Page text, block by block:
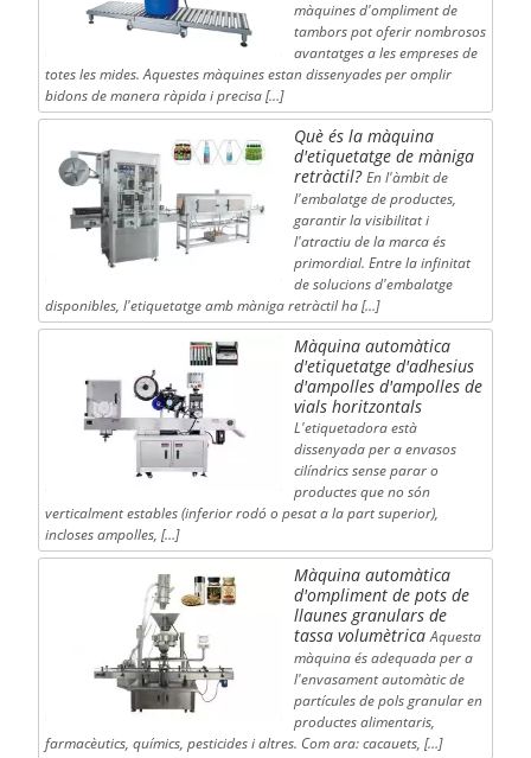
màquines d'ompliment de
tambors pot oferir nombrosos
avantatges a les empreses de
totes les mides. Aquestes màquines estan dissenyades per omplir
bidons de manera ràpida i precisa […]
Què és la màquina
d'etiquetatge de màniga
retràctil? En l'àmbit de
l'embalatge de productes,
garantir la visibilitat i
l'atractiu de la marca és
primordial. Entre la infinitat
de solucions d'embalatge
disponibles, l'etiquetatge amb màniga retràctil ha […]
Màquina automàtica
d'etiquetatge d'adhesius
d'ampolles d'ampolles de
vials horitzontals
L'etiquetadora està
dissenyada per a envasos
cilíndrics sense parar o
productes que no són
verticalment estables (inferior rodó o pesat a la part superior),
incloses ampolles, […]
Màquina automàtica
d'ompliment de pots de
llaunes granulars de
tassa volumètrica Aquesta
màquina és adequada per a
l'envasament automàtic de
partícules de pols granular en
productes alimentaris,
farmacèutics, químics, pesticides i altres. Com ara: cacauets, […]